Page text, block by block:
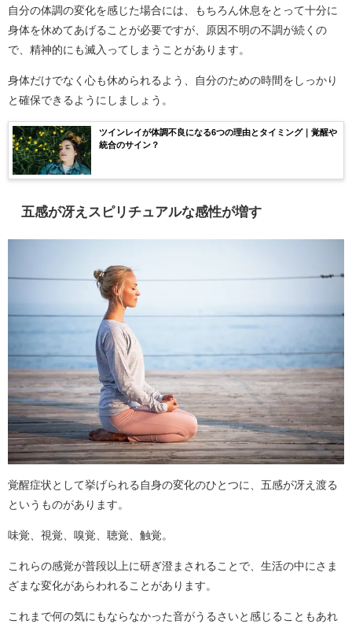
自分の体調の変化を感じた場合には、もちろん休息をとって十分に
身体を休めてあげることが必要ですが、原因不明の不調が続くの
で、精神的にも滅入ってしまうことがあります。
身体だけでなく心も休められるよう、自分のための時間をしっかり
と確保できるようにしましょう。
ツインレイが体調不良になる6つの理由とタイミング｜覚醒や
統合のサイン？
五感が冴えスピリチュアルな感性が増す
覚醒症状として挙げられる自身の変化のひとつに、五感が冴え渡る
というものがあります。
味覚、視覚、嗅覚、聴覚、触覚。
これらの感覚が普段以上に研ぎ澄まされることで、生活の中にさま
ざまな変化があらわれることがあります。
これまで何の気にもならなかった音がうるさいと感じることもあれ